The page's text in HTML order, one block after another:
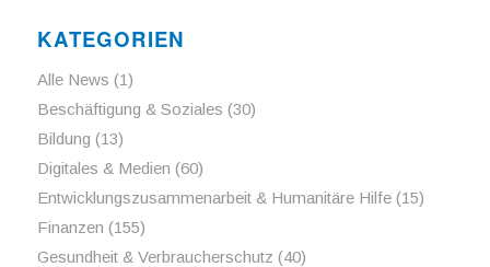
KATEGORIEN
Alle News (1)
Beschäftigung & Soziales (30)
Bildung (13)
Digitales & Medien (60)
Entwicklungszusammenarbeit & Humanitäre Hilfe(15)
Finanzen (155)
Gesundheit & Verbraucherschutz (40)